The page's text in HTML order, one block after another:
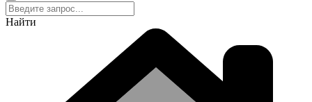
Найти